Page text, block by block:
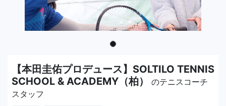
【本田圭佑プロデュース】SOLTILO TENNIS
SCHOOL & ACADEMY（柏） のテニスコーチ
スタッフ